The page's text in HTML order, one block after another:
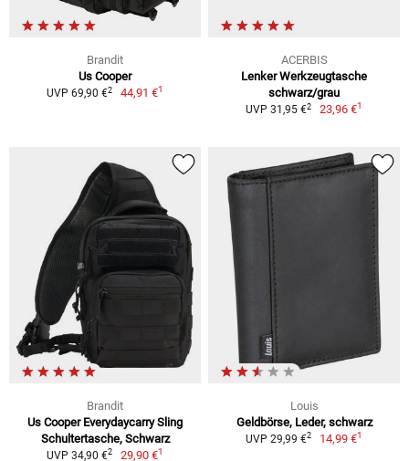
Brandit
Us Cooper
UVP 69,90 €2 44,91 €1
ACERBIS
Lenker Werkzeugtasche
schwarz/grau
UVP 31,95 €2 23,96 €1
Brandit
Us Cooper Everydaycarry Sling
Schultertasche, Schwarz
UVP 34,90 €2 29,90 €1
Louis
Geldbörse, Leder, schwarz
UVP 29,99 €2 14,99 €1